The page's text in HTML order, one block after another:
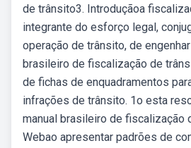
de trânsito3. Introduçãoa
integrante do esforço legal,
operação de trânsito, de
brasileiro de fiscalização de
de fichas de enquadramentos
infrações de trânsito. 1o esta
manual brasileiro de fiscalização
Webao apresentar padrões de